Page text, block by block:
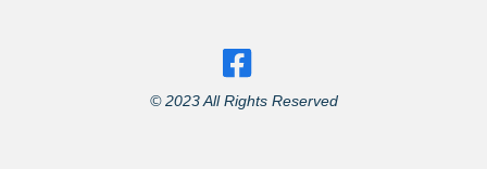
© 2023 All Rights Reserved